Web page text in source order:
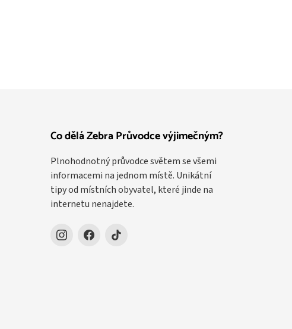
Co dělá Zebra Průvodce výjimečným?
Plnohodnotný průvodce světem se všemi
informacemi na jednom místě. Unikátní
tipy od místních obyvatel, které jinde na
internetu nenajdete.